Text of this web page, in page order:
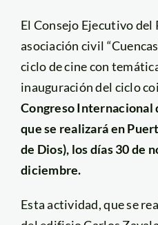
El Consejo Ejecutivo del
asociación civil
ciclo de cine con
inauguración del ciclo
Congreso
que se realizará en
de Dios), los días 30 de
diciembre.
Esta actividad, que se